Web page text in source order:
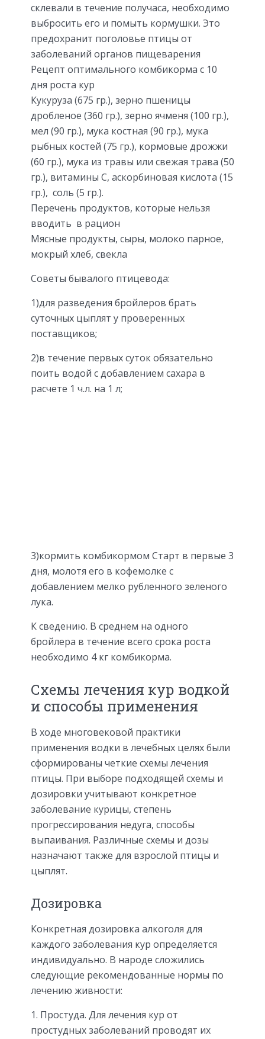
склевали в течение получаса, необходимо
выбросить его и помыть кормушки. Это
предохранит поголовье птицы от
заболеваний органов пищеварения
Рецепт оптимального комбикорма с 10
дня роста кур
Кукуруза (675 гр.), зерно пшеницы
дробленое (360 гр.), зерно ячменя (100 гр.),
мел (90 гр.), мука костная (90 гр.), мука
рыбных костей (75 гр.), кормовые дрожжи
(60 гр.), мука из травы или свежая трава (50
гр.), витамины С, аскорбиновая кислота (15
гр.), соль (5 гр.).
Перечень продуктов, которые нельзя
вводить в рацион
Мясные продукты, сыры, молоко парное,
мокрый хлеб, свекла
Советы бывалого птицевода:
1)для разведения бройлеров брать
суточных цыплят у проверенных
поставщиков;
2)в течение первых суток обязательно
поить водой с добавлением сахара в
расчете 1 ч.л. на 1 л;
3)кормить комбикормом Старт в первые 3
дня, молотя его в кофемолке с
добавлением мелко рубленного зеленого
лука.
К сведению. В среднем на одного
бройлера в течение всего срока роста
необходимо 4 кг комбикорма.
Схемы лечения кур водкой
и способы применения
В ходе многовековой практики
применения водки в лечебных целях были
сформированы четкие схемы лечения
птицы. При выборе подходящей схемы и
дозировки учитывают конкретное
заболевание курицы, степень
прогрессирования недуга, способы
выпаивания. Различные схемы и дозы
назначают также для взрослой птицы и
цыплят.
Дозировка
Конкретная дозировка алкоголя для
каждого заболевания кур определяется
индивидуально. В народе сложились
следующие рекомендованные нормы по
лечению живности:
Простуда. Для лечения кур от
простудных заболеваний проводят их